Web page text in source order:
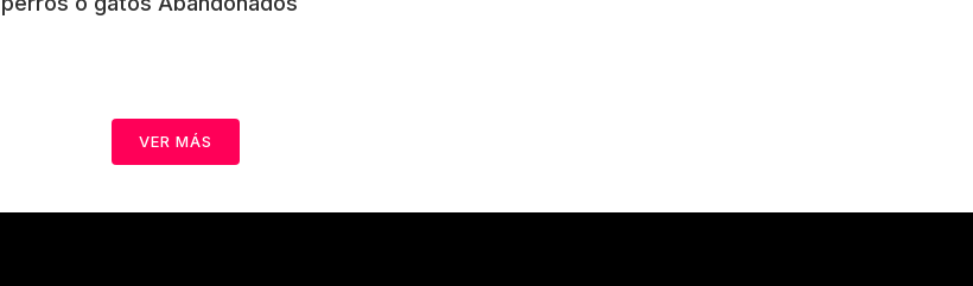
VER MÁS